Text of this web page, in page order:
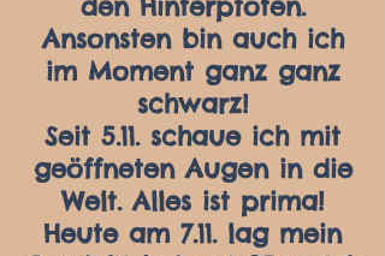
den Hinterpfoten.
Ansonsten bin auch ich
im Moment ganz ganz
schwarz!
Seit 5.11. schaue ich mit
geöffneten Augen in die
Welt. Alles ist prima!
Heute am 7.11. lag mein